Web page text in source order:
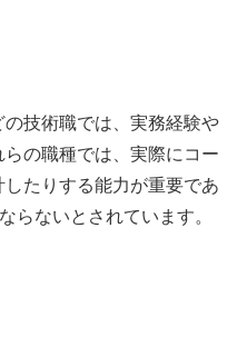
技術職では、実務経験や
の職種では、実際にコー
たりする能力が重要であ
らないとされています。